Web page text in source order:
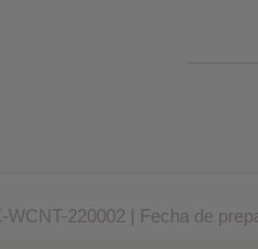
WCNT-220002 | Fecha de